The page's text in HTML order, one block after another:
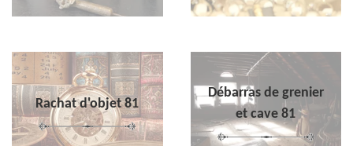
Rachat d'objet 81
Débarras de grenier
et cave 81